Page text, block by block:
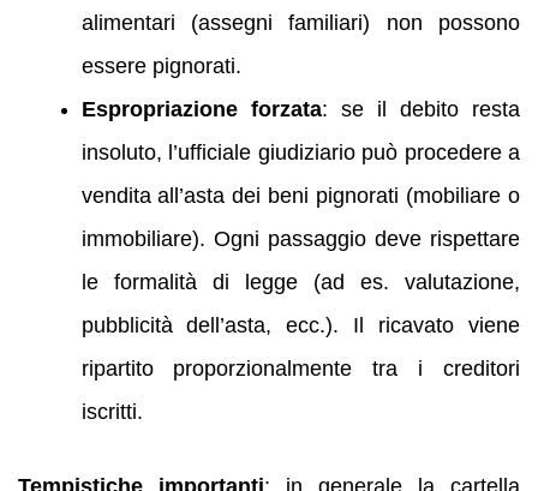
alimentari (assegni familiari) non possono
essere pignorati.
Espropriazione forzata: se il debito resta
insoluto, l’ufficiale giudiziario può procedere a
vendita all’asta dei beni pignorati (mobiliare o
immobiliare). Ogni passaggio deve rispettare
le formalità di legge (ad es. valutazione,
pubblicità dell’asta, ecc.). Il ricavato viene
ripartito proporzionalmente tra i creditori
iscritti.
Tempistiche importanti: in generale la cartella